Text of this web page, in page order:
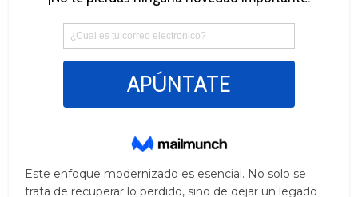
Este enfoque modernizado es esencial. No solo se
trata de recuperar lo perdido, sino de dejar un legado